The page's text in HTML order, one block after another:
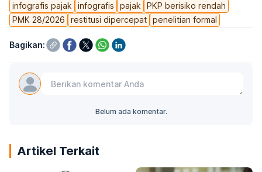
infografis pajak infografis pajak
PKP berisiko rendah
PMK 28/2026
restitusi dipercepat penelitian formal
Bagikan:
Belum ada komentar.
Artikel Terkait